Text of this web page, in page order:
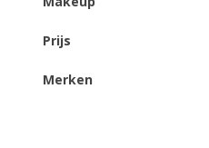
Prijs
Merken